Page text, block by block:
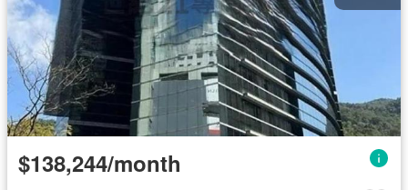
$138,244/month